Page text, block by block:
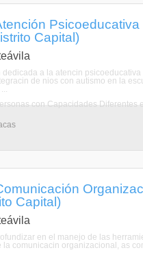
Capital)
dedicada a la atencin
de nios con autismo en la
Capital)
en el manejo de las
la comunicacin organizacional, as